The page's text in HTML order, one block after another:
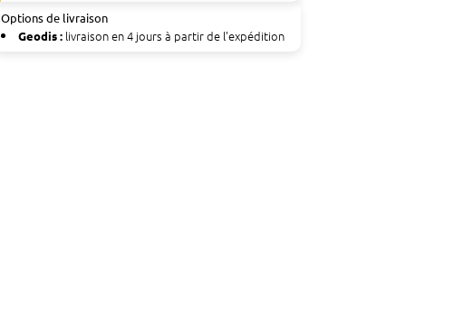
Options de livraison
Geodis : livraison en 4 jours à partir de l'expédition